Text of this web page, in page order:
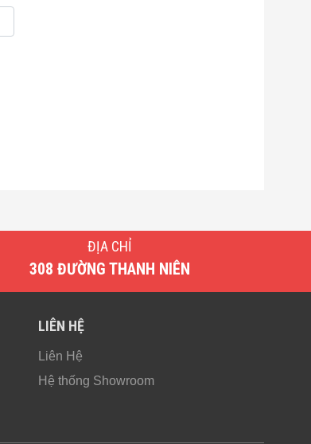
ĐỊA CHỈ
308 ĐƯỜNG THANH NIÊN
LIÊN HỆ
Liên Hệ
Hệ thống Showroom